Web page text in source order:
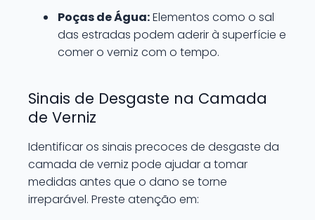
Poças de Água:Elementos como o sal
das estradas podem aderir à superfície e
comer o verniz com o tempo.
Sinais de Desgaste na Camada
de Verniz
Identificar os sinais precoces de desgaste da
camada de verniz pode ajudar a tomar
medidas antes que o dano se torne
irreparável. Preste atenção em: